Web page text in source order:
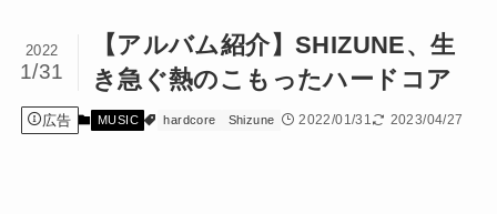
【アルバム紹介】SHIZUNE、生
き急ぐ熱のこもったハードコア
2022
1/31
広告 MUSIC hardcore Shizune 2022/01/31 2023/04/27